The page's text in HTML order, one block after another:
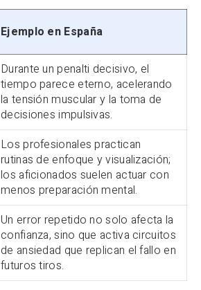
Ejemplo en España
Durante un penalti decisivo, el
tiempo parece eterno, acelerando
la tensión muscular y la toma de
decisiones impulsivas.
Los profesionales practican
rutinas de enfoque y visualización;
los aficionados suelen actuar con
menos preparación mental.
Un error repetido no solo afecta la
confianza, sino que activa circuitos
de ansiedad que replican el fallo en
futuros tiros.